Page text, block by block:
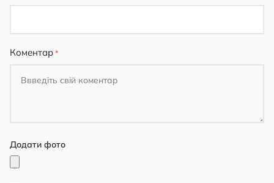
Коментар
Додати фото